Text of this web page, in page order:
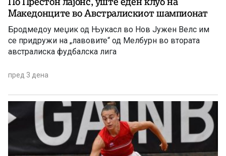
Македонците во Австралискиот шампионат
Бродмедоу меџик од Њукасл во Нов Јужен Велс им
се придружи на „лавовите“ од Мелбурн во втората
австралиска фудбалска лига
пред 3 дена